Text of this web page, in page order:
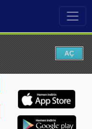
AÇ